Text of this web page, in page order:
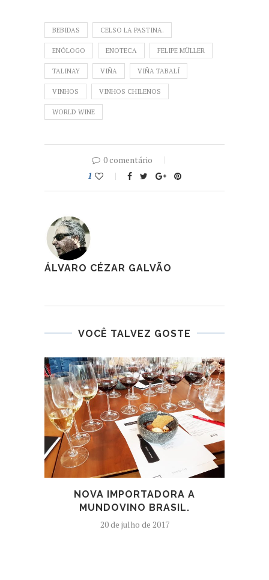
BEBIDAS CELSO LA PASTINA.
ENÓLOGO ENOTECA FELIPE MÜLLER
TALINAY VIÑA VIÑA TABALÍ
VINHOS VINHOS CHILENOS
WORLD WINE
0 comentário
1
ÁLVARO CÉZAR GALVÃO
VOCÊ TALVEZ GOSTE
NOVA IMPORTADORA A
MUNDOVINO BRASIL.
20 de julho de 2017